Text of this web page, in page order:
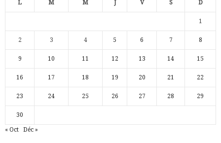
L M M J V S D
1
2 3 4 5 6 7 8
9 10 11 12 13 14 15
16 17 18 19 20 21 22
23 24 25 26 27 28 29
30
« Oct Déc »